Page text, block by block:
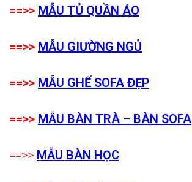
==>> MẪU TỦ QUẦN ÁO
==>> MẪU GIƯỜNG NGỦ
==>> MẪU GHẾ SOFA ĐẸP
==>> MẪU BÀN TRÀ – BÀN SOFA
==>> MẪU BÀN HỌC